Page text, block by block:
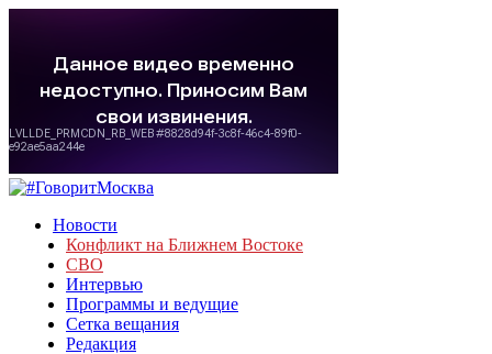
Новости
Конфликт на Ближнем Востоке
СВО
Интервью
Программы и ведущие
Сетка вещания
Редакция